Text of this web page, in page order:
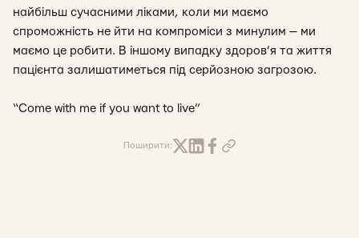
найбільш сучасними ліками, коли ми маємо
спроможність не йти на компроміси з минулим — ми
маємо це робити. В іншому випадку здоров’я та життя
пацієнта залишатиметься під серйозною загрозою.
“Come with me if you want to live”
Поширити: